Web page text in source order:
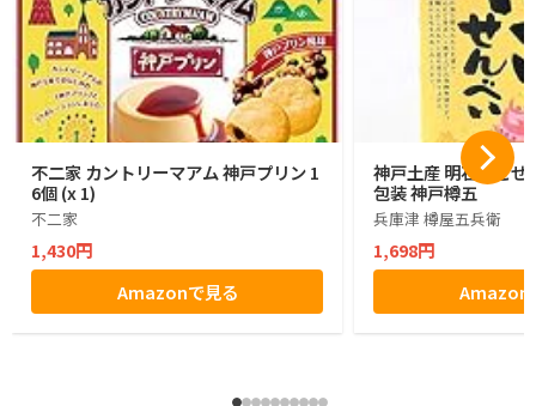
不二家 カントリーマアム 神戸プリン 1
6個 (x 1)
不二家
1,430円
Amazonで見る
神戸土産 明石たこせ
包装 神戸樽五
兵庫津 樽屋五兵衛
1,698円
Amazon